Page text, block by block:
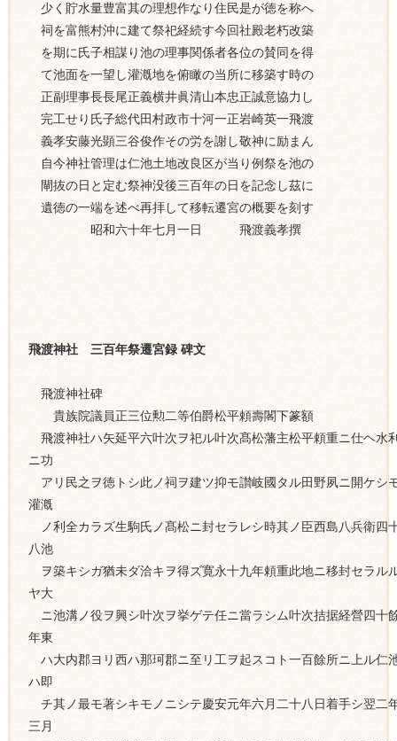
少く貯水量豊富其の理想作なり住民是が徳を称へ
祠を富熊村沖に建て祭祀経続す今回社殿老朽改築
を期に氏子相謀り池の理事関係者各位の賛同を得
て池面を一望し灌漑地を俯瞰の当所に移築す時の
正副理事長長尾正義横井眞清山本忠正誠意協力し
完工せり氏子総代田村政市十河一正岩崎英一飛渡
義孝安藤光顕三谷俊作その労を謝し敬神に励まん
自今神社管理は仁池土地改良区が当り例祭を池の
閘抜の日と定む祭神没後三百年の日を記念し茲に
遺徳の一端を述べ再拝して移転遷宮の概要を刻す
昭和六十年七月一日 飛渡義孝撰
飛渡神社 三百年祭遷宮録 碑文
飛渡神社碑
貴族院議員正三位勲二等伯爵松平頼壽閣下篆額
飛渡神社ハ矢延平六叶次ヲ祀ル叶次髙松藩主松平頼重ニ仕ヘ水
ニ功
アリ民之ヲ徳トシ此ノ祠ヲ建ツ抑モ讃岐國タル田野夙ニ開ケシ
灌漑
ノ利全カラズ生駒氏ノ髙松ニ封セラレシ時其ノ臣西島八兵衛四
八池
ヲ築キシガ猶未ダ洽キヲ得ズ寛永十九年頼重此地ニ移封セラル
ヤ大
ニ池溝ノ役ヲ興シ叶次ヲ挙ゲテ任ニ當ラシム叶次拮据経營四十
年東
ハ大内郡ヨリ西ハ那珂郡ニ至リ工ヲ起スコト一百餘所ニ上ル仁
ハ即
チ其ノ最モ著シキモノニシテ慶安元年六月二十八日着手シ翌二
三月